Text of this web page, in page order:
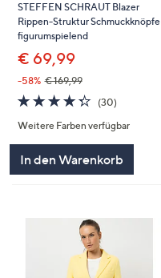
STEFFEN SCHRAUT Blazer
Rippen-Struktur Schmuckknöpfe
figurumspielend
€ 69,99
-58% € 169,99
4.3
von
5
(30)30
Weitere Farben verfügbar
In den Warenkorb